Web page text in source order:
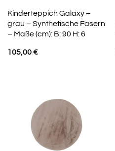
Kinderteppich Galaxy –
grau – Synthetische Fasern
– Maße (cm): B: 90 H: 6
105,00€